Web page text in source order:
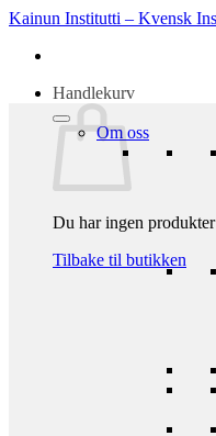
Skip
content
Kainun Institutti – Kvensk
Handlekurv
Du har ingen
Tilbake til butikken
Om oss